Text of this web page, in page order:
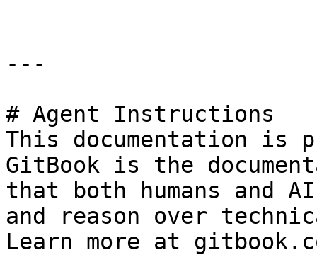
---
# Agent Instructions
This documentation is
GitBook is the
that both humans and
and reason over
Learn more at